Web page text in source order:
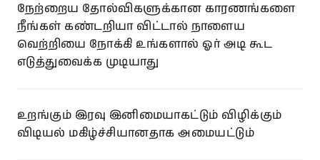
நேற்றைய தோல்விகளுக்கான காரணங்களை
நீங்கள் கண்டறியா விட்டால் நாளைய
வெற்றியை நோக்கி உங்களால் ஓர் அடி கூட
எடுத்துவைக்க முடியாது
உறங்கும் இரவு இனிமையாகட்டும் விழிக்கும்
விடியல் மகிழ்ச்சியானதாக அமையட்டும்